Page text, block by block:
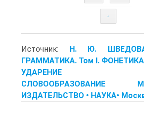
↑
Источник: Н. Ю.
ГРАММАТИКА. Том I.
УДАРЕНИЕ
СЛОВООБРАЗОВАНИЕ
ИЗДАТЕЛЬСТВО • НАУКА•